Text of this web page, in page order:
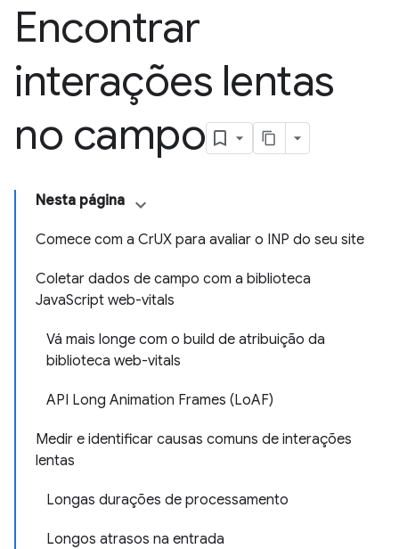
Encontrar
interações lentas
no campo
Nesta página
Comece com a CrUX para avaliar o INP do seu site
Coletar dados de campo com a biblioteca
JavaScript web-vitals
Vá mais longe com o build de atribuição da
biblioteca web-vitals
API Long Animation Frames (LoAF)
Medir e identificar causas comuns de interações
lentas
Longas durações de processamento
Longos atrasos na entrada